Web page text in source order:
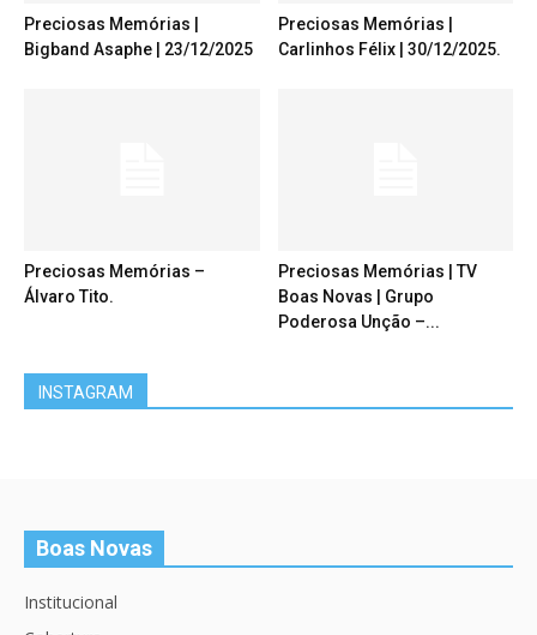
Preciosas Memórias |
Bigband Asaphe | 23/12/2025
Preciosas Memórias |
Carlinhos Félix | 30/12/2025.
Preciosas Memórias –
Álvaro Tito.
Preciosas Memórias | TV
Boas Novas | Grupo
Poderosa Unção –...
INSTAGRAM
Boas Novas
Institucional